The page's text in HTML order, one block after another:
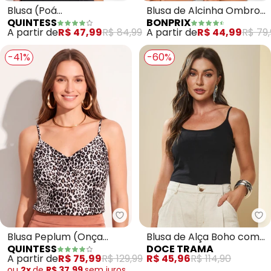
Blusa (Poá
Desconstruído) em
Malha Fria
QUINTESS
A partir deR$ 47,99R$ 84,99
Blusa de Alcinha Ombro
de Fora (Preto)
BONPRIX
A partir deR$ 44,99R$
-41%
Quintess - Blusa Peplum
Blusa Peplum (Onça
Preta) em Viscose Plana
QUINTESS
A partir deR$ 75,99R$ 129,99
-60%
Blusa de Alça Boho com
Regulagem (Preto)
DOCE TRAMA
R$ 45,96R$ 114,90